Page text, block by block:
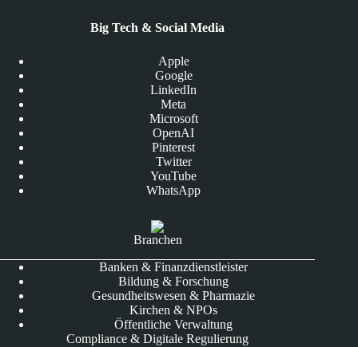
Big Tech & Social Media
Apple
Google
LinkedIn
Meta
Microsoft
OpenAI
Pinterest
Twitter
YouTube
WhatsApp
Branchen
Banken & Finanzdienstleister
Bildung & Forschung
Gesundheitswesen & Pharmazie
Kirchen & NPOs
Öffentliche Verwaltung
Compliance & Digitale Regulierung